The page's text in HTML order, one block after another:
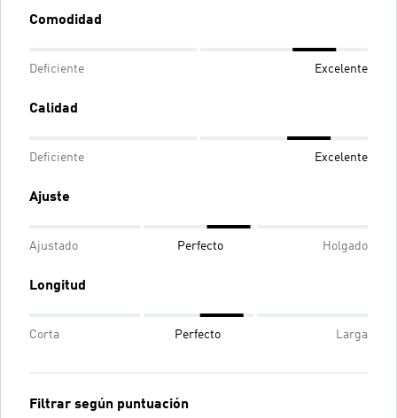
Comodidad
Deficiente Excelente
Calidad
Deficiente Excelente
Ajuste
Ajustado Perfecto Holgado
Longitud
Corta Perfecto Larga
Filtrar según puntuación